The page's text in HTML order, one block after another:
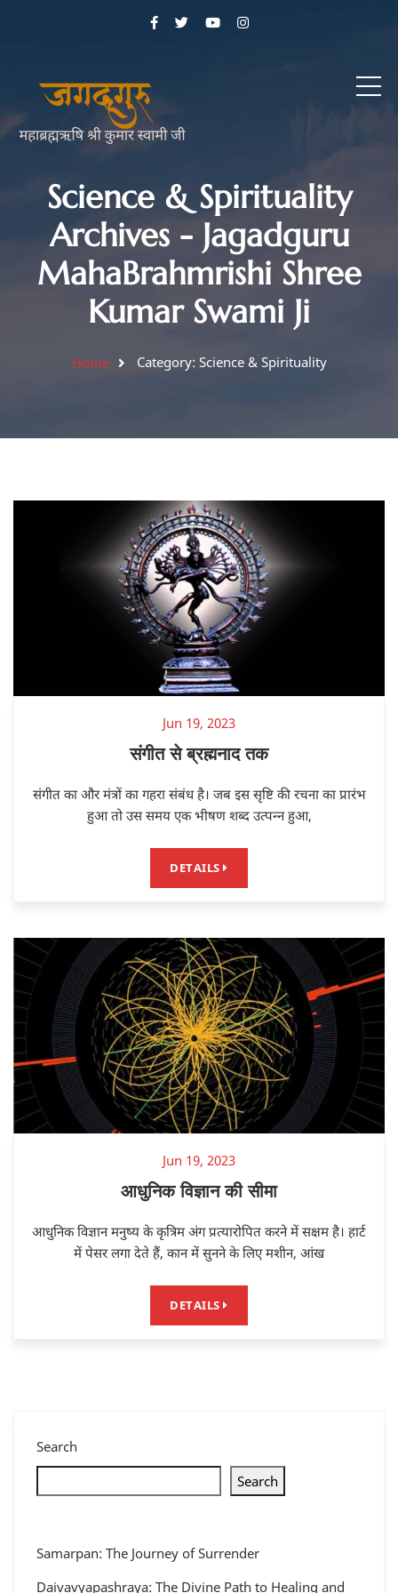
Science & Spirituality
Archives - Jagadguru
MahaBrahmrishi Shree
Kumar Swami Ji
Home Category: Science & Spirituality
Jun 19, 2023
संगीत से ब्रह्मनाद तक
संगीत का और मंत्रों का गहरा संबंध है। जब इस सृष्टि की रचना का प्रारंभ
हुआ तो उस समय एक भीषण शब्द उत्पन्न हुआ,
DETAILS
Jun 19, 2023
आधुनिक विज्ञान की सीमा
आधुनिक विज्ञान मनुष्य के कृत्रिम अंग प्रत्यारोपित करने में सक्षम है। हार्ट
में पेसर लगा देते हैं, कान में सुनने के लिए मशीन, आंख
DETAILS
Search
Search
Samarpan: The Journey of Surrender
Daivavyapashraya: The Divine Path to Healing and